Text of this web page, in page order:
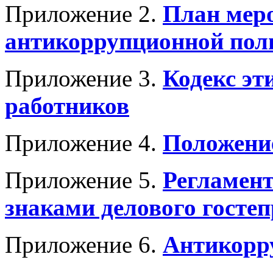
Приложение 2. План
антикоррупционной
Приложение 3. Кодекс
работников
Приложение 4.
Приложение 5.
знаками делового
Приложение 6.